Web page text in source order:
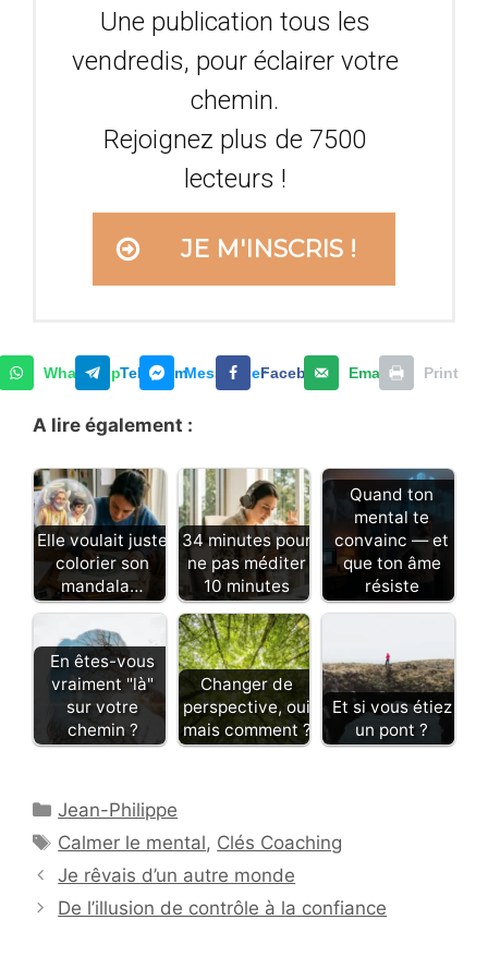
Une publication tous les
vendredis, pour éclairer votre
chemin.
Rejoignez plus de 7500
lecteurs !
JE M'INSCRIS !
WhatsAppTelegramMessengerFacebook Email Print
A lire également :
Elle voulait juste
colorier son
mandala…
34 minutes pour
ne pas méditer
10 minutes
Quand ton
mental te
convainc — et
que ton âme
résiste
En êtes-vous
vraiment "là"
sur votre
chemin ?
Changer de
perspective, oui
mais comment ?
Et si vous étiez
un pont ?
Catégories
Jean-Philippe
Étiquettes
Calmer le mental, Clés Coaching
Je rêvais d’un autre monde
De l’illusion de contrôle à la confiance